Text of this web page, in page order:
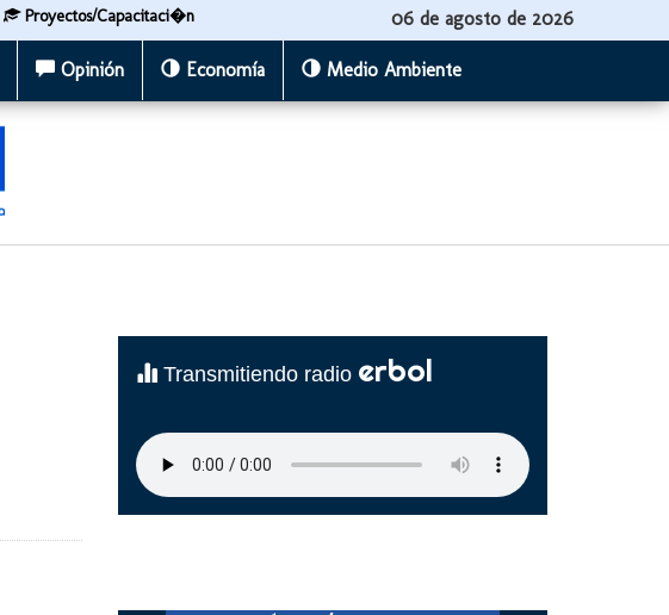
Proyectos/Capacitaci�n 06 de agosto de 2026
Opinión Economía Medio Ambiente
Transmitiendo radio erbol